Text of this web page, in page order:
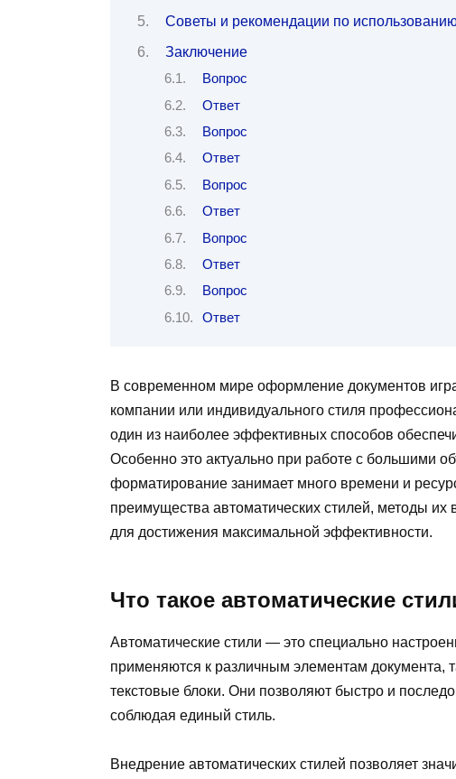
Советы и рекомендации по
Заключение
Вопрос
Ответ
Вопрос
Ответ
Вопрос
Ответ
Вопрос
Ответ
Вопрос
Ответ
В современном мире оформление документов
компании или индивидуального стиля
один из наиболее эффективных способов
Особенно это актуально при работе с большими
форматирование занимает много времени и
преимущества автоматических стилей, методы
для достижения максимальной эффективности.
Что такое автоматические
Автоматические стили — это специально
применяются к различным элементам документа,
текстовые блоки. Они позволяют быстро и
соблюдая единый стиль.
Внедрение автоматических стилей позволяет